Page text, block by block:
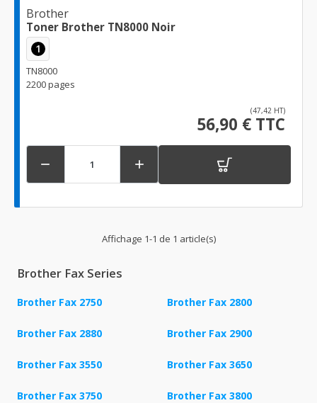
Brother
Toner Brother TN8000 Noir
1
TN8000
2200 pages
(47,42 HT)
56,90 € TTC
 
Affichage 1-1 de 1 article(s)
Brother Fax Series
Brother Fax 2750 Brother Fax 2800
Brother Fax 2880 Brother Fax 2900
Brother Fax 3550 Brother Fax 3650
Brother Fax 3750 Brother Fax 3800